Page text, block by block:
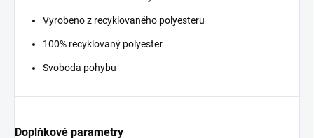
Vyrobeno z recyklovaného polyesteru
100% recyklovaný polyester
Svoboda pohybu
Doplňkové parametry